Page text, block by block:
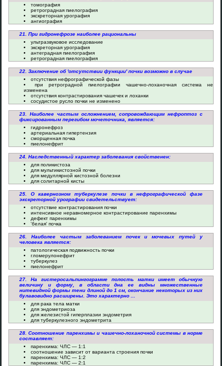
томография
ретроградная пиелография
экскреторная урография
ангиография
21. При гидронефрозе наиболее рациональны
ультразвуковое исследование
экскреторная урография
антеградная пиелография
ретроградная пиелография
22. Заключение об 'отсутствии функции' почки возможно в случае
отсутствия нефрографической фазы
при ретроградной пиелографии чашечно-лоханочная система не
изменена
отсутствия контрастирования чашечек и лоханки
сосудистое русло почки не изменено
23. Наиболее частым осложнением, сопровождающим нефроптоз с
фиксированным перегибом мочеточника, является:
гидронефроз
артериальная гипертензия
сморщенная почка
пиелонефрит
24. Наследственный характер заболевания свойственен:
для поликистоза
для мультикистозной почки
для медуллярной кистозной болезни
для солитарной кисты
25. О кавернозном туберкулезе почки в нефрографической фазе
экскреторной урографии свидетельствует:
отсутствие контрастирования почки
интенсивное неравномерное контрастирование паренхимы
дефект паренхимы
'белая' почка
26. Наиболее частым заболеванием почек и мочевых путей у
человека является:
патологическая подвижность почки
гломерулонефрит
туберкулез
пиелонефрит
27. На гистеросальпингограмме полость матки имеет обычную
величину и форму, в области дна ее видны множественные
нитевидной формы тени длиной до 1 см, окончание некоторых из них
булавовидно расширены. Это характерно ...
для рака тела матки
для эндометриоза
для железистой гиперплазии эндометрия
для туберкулезного эндометрита
28. Соотношение паренхимы и чашечно-лоханочной системы в норме
составляет:
паренхима: ЧЛС — 1:1
соотношение зависит от варианта строения почки
паренхима: ЧЛС — 1:2
паренхима: ЧЛС — 2:1